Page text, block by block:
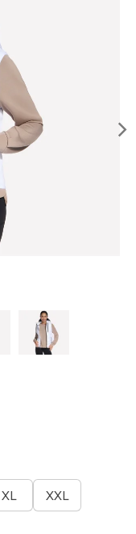
XL XXL